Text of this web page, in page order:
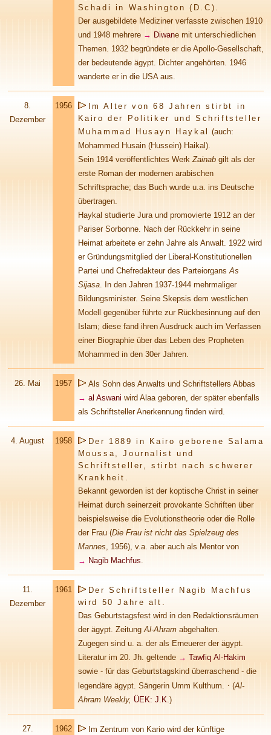
Schadi in Washington (D.C).
Der ausgebildete Mediziner verfasste zwischen 1910
und 1948 mehrere → Diwane mit unterschiedlichen
Themen. 1932 begründete er die Apollo-Gesellschaft,
der bedeutende ägypt. Dichter angehörten. 1946
wanderte er in die USA aus.
8.
Dezember
1956
Im Alter von 68 Jahren stirbt in
Kairo der Politiker und Schriftsteller
Muhammad Husayn Haykal
(auch:
Mohammed Husain (Hussein) Haikal).
Sein 1914 veröffentlichtes Werk Zainabgilt als der
erste Roman der modernen arabischen
Schriftsprache; das Buch wurde u.a. ins Deutsche
übertragen.
Haykal studierte Jura und promovierte 1912 an der
Pariser Sorbonne. Nach der Rückkehr in seine
Heimat arbeitete er zehn Jahre als Anwalt. 1922 wird
er Gründungsmitglied der Liberal-Konstitutionellen
Partei und Chefredakteur des Parteiorgans As
Sijasa. In den Jahren 1937-1944 mehrmaliger
Bildungsminister. Seine Skepsis dem westlichen
Modell gegenüber führte zur Rückbesinnung auf den
Islam; diese fand ihren Ausdruck auch im Verfassen
einer Biographie über das Leben des Propheten
Mohammed in den 30er Jahren.
26. Mai 1957
Als Sohn des Anwalts und Schriftstellers Abbas
→ al Aswani wird Alaa geboren, der später ebenfalls
als Schriftsteller Anerkennung finden wird.
4. August 1958
Der 1889 in Kairo geborene Salama
Moussa, Journalist und
Schriftsteller, stirbt nach schwerer
Krankheit.
Bekannt geworden ist der koptische Christ in seiner
Heimat durch seinerzeit provokante Schriften über
beispielsweise die Evolutionstheorie oder die Rolle
der Frau (Die Frau ist nicht das Spielzeug des
Mannes , 1956), v.a. aber auch als Mentor von
→ Nagib Machfus
11.
Dezember
1961
Der Schriftsteller Nagib Machfus
wird 50 Jahre alt.
Das Geburtstagsfest wird in den Redaktionsräumen
der ägypt. Zeitung Al-Ahramabgehalten.
Zugegen sind u. a. der als Erneuerer der ägypt.
Literatur im 20. Jh. geltende → Tawfiq Al-Hakim
sowie - für das Geburtstagskind überraschend - die
legendäre ägypt. Sängerin Umm Kulthum.
· (Al-
Ahram Weekly, ÜEK: J.K. )
27. 1962 Im Zentrum von Kario wird der künftige